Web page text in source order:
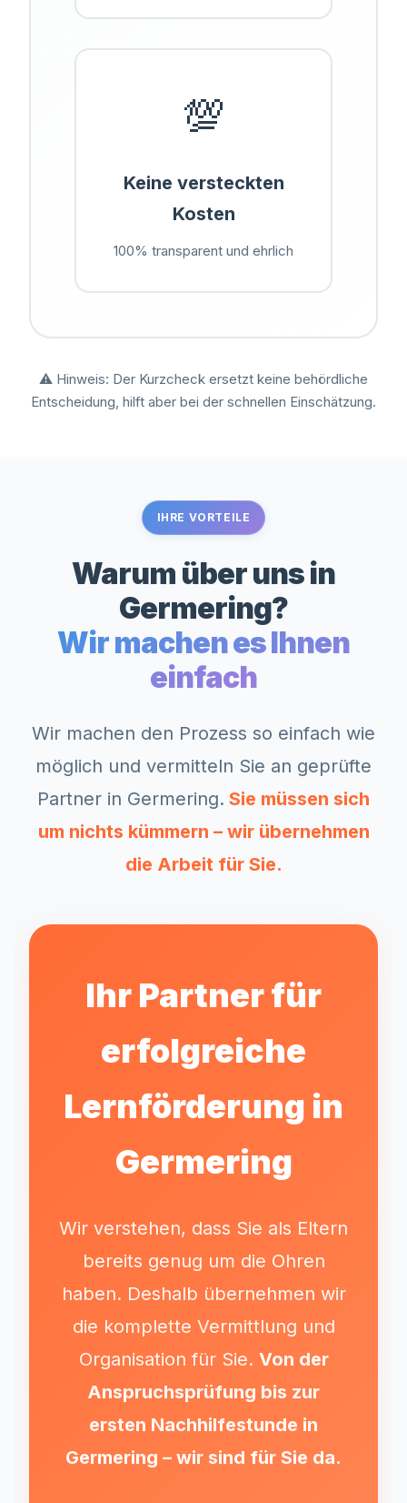
💯
Keine versteckten
Kosten
100% transparent und ehrlich
⚠️ Hinweis: Der Kurzcheck ersetzt keine behördliche
Entscheidung, hilft aber bei der schnellen Einschätzung.
IHRE VORTEILE
Warum über uns in
Germering?
Wir machen es Ihnen
einfach
Wir machen den Prozess so einfach wie
möglich und vermitteln Sie an geprüfte
Partner in Germering. Sie müssen sich
um nichts kümmern – wir übernehmen
die Arbeit für Sie.
Ihr Partner für
erfolgreiche
Lernförderung in
Germering
Wir verstehen, dass Sie als Eltern
bereits genug um die Ohren
haben. Deshalb übernehmen wir
die komplette Vermittlung und
Organisation für Sie. Von der
Anspruchsprüfung bis zur
ersten Nachhilfestunde in
Germering – wir sind für Sie da.